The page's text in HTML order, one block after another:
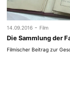
14.09.2016 - Film
Die Sammlung der
Filmischer Beitrag zur